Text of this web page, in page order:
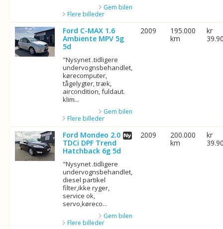
Gem bilen
Flere billeder
Ford C-MAX 1.6
Ambiente MPV 5g
5d
"Nysynet .tidligere
undervognsbehandlet,
kørecomputer,
tågelygter, træk,
aircondition, fuldaut.
klim...
Gem bilen
Flere billeder
2009
195.000
km
kr
Ford Mondeo 2.0
TDCi DPF Trend
Hatchback 6g 5d
"Nysynet .tidligere
undervognsbehandlet,
diesel partikel
filter,ikke ryger,
service ok,
servo,køreco...
Gem bilen
Flere billeder
2009
200.000
km
kr